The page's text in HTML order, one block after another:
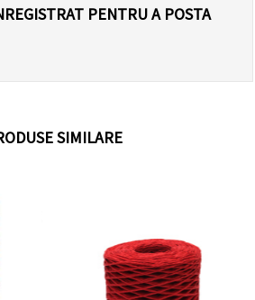
PENTRU A POSTA
SIMILARE